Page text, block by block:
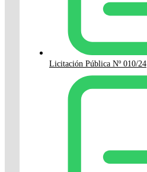
Licitación Pública Nº 010/24